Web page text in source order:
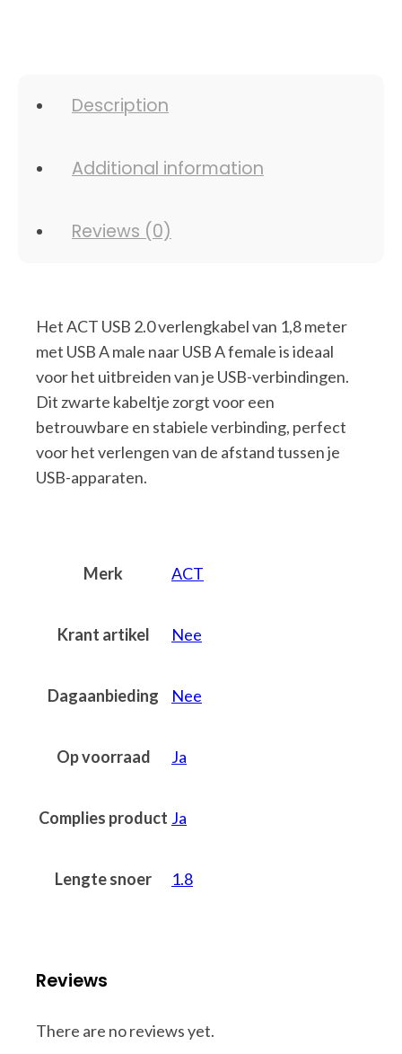
Description
Additional information
Reviews (0)
Het ACT USB 2.0 verlengkabel van 1,8 meter
met USB A male naar USB A female is ideaal
voor het uitbreiden van je USB-verbindingen.
Dit zwarte kabeltje zorgt voor een
betrouwbare en stabiele verbinding, perfect
voor het verlengen van de afstand tussen je
USB-apparaten.
Merk ACT
Krant artikel Nee
Dagaanbieding Nee
Op voorraad Ja
Complies product Ja
Lengte snoer 1.8
Reviews
There are no reviews yet.